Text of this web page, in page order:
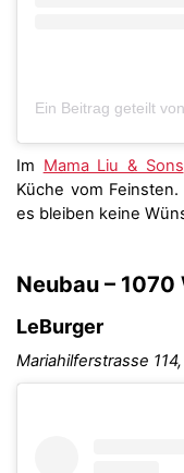
Im Mama Liu & Sons
Küche vom
es bleiben keine
Neubau – 1070
LeBurger
Mariahilferstrasse